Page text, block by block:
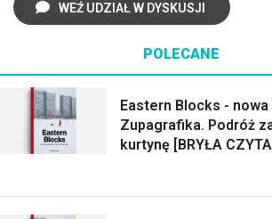
WEŹ UDZIAŁ W DYSKUSJI
POLECANE
Eastern Blocks -
Zupagrafika. Podróż
kurtynę [BRYŁA CZYTA]